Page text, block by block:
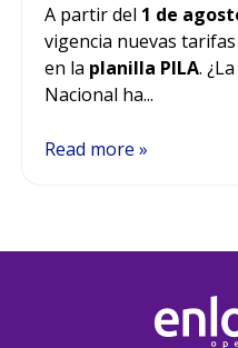
A partir del 1 de
vigencia nuevas
en la planilla PILA.
Nacional ha...
Read more »